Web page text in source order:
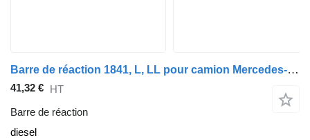
Barre de réaction 1841, L, LL pour camion Mercedes-Benz ACTROS MP2 / MP3
41,32 € HT
Barre de réaction
diesel